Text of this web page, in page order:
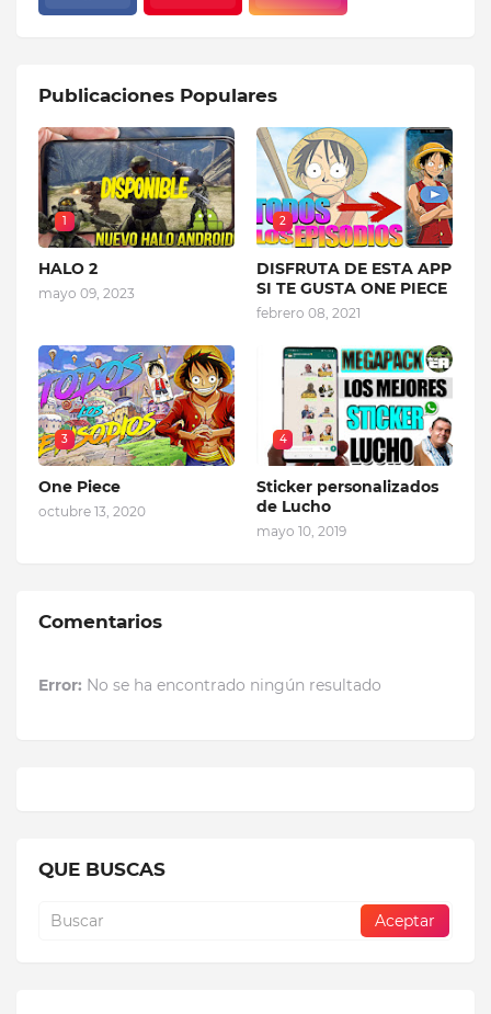
Publicaciones Populares
1
HALO 2
mayo 09, 2023
2
DISFRUTA DE ESTA APP
SI TE GUSTA ONE PIECE
febrero 08, 2021
3
One Piece
octubre 13, 2020
4
Sticker personalizados
de Lucho
mayo 10, 2019
Comentarios
Error: No se ha encontrado ningún resultado
QUE BUSCAS